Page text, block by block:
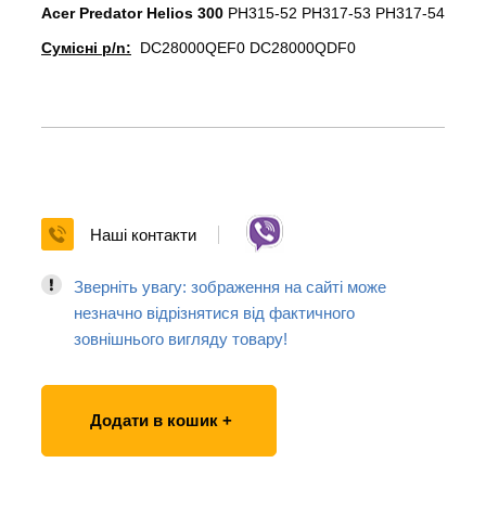
Acer Predator Helios 300 PH315-52 PH317-53 PH317-54
Сумісні p/n:
DC28000QEF0 DC28000QDF0
Наші контакти
Зверніть увагу: зображення на сайті може
незначно відрізнятися від фактичного
зовнішнього вигляду товару!
Додати в кошик +